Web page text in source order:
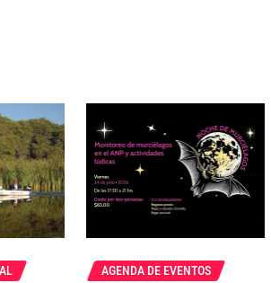
AGENDA DE EVENTOS